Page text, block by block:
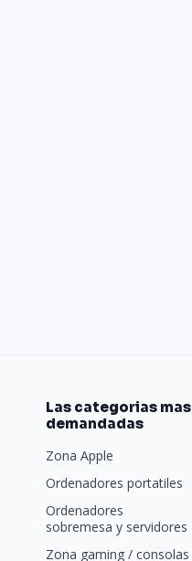
Las categorias mas
demandadas
Zona Apple
Ordenadores portatiles
Ordenadores
sobremesa y servidores
Zona gaming / consolas